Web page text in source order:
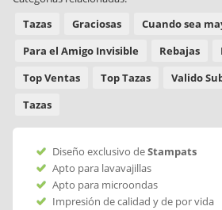
Tazas
Graciosas
Cuando sea
Para el Amigo Invisible
Rebajas
Top Ventas
Top Tazas Valido
Tazas
Diseño exclusivo deStampats
Apto para lavavajillas
Apto para microondas
Impresión de calidad y de por vida